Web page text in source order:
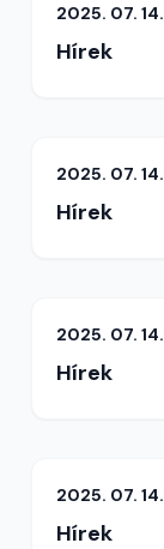
2025. 07. 14.
Hírek
2025. 07. 14.
Hírek
2025. 07. 14.
Hírek
2025. 07. 14.
Hírek